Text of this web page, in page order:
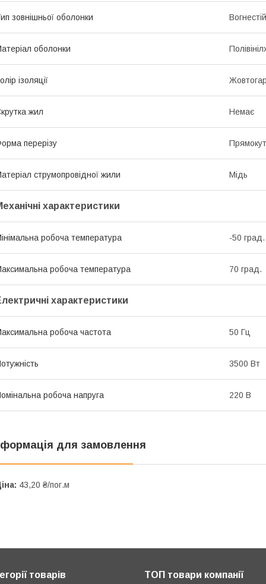
зовнішньої оболонки
оболонки
ізоляції
жил Немає
перерізу
струмопровідної жили Мідь
характеристики
робоча температура -50 град.
робоча температура 70 град.
характеристики
робоча частота 50 Гц
3500 Вт
робоча напруга 220 В
для замовлення
43,20 ₴/пог.м
товарів ТОП товари компанії